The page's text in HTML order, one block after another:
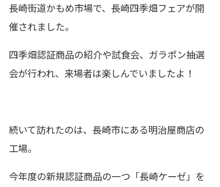
長崎街道かもめ市場で、長崎四季畑フェアが開
催されました。
四季畑認証商品の紹介や試食会、ガラポン抽選
会が行われ、来場者は楽しんでいましたよ！
続いて訪れたのは、長崎市にある明治屋商店の
工場。
今年度の新規認証商品の一つ「長崎ケーゼ」を